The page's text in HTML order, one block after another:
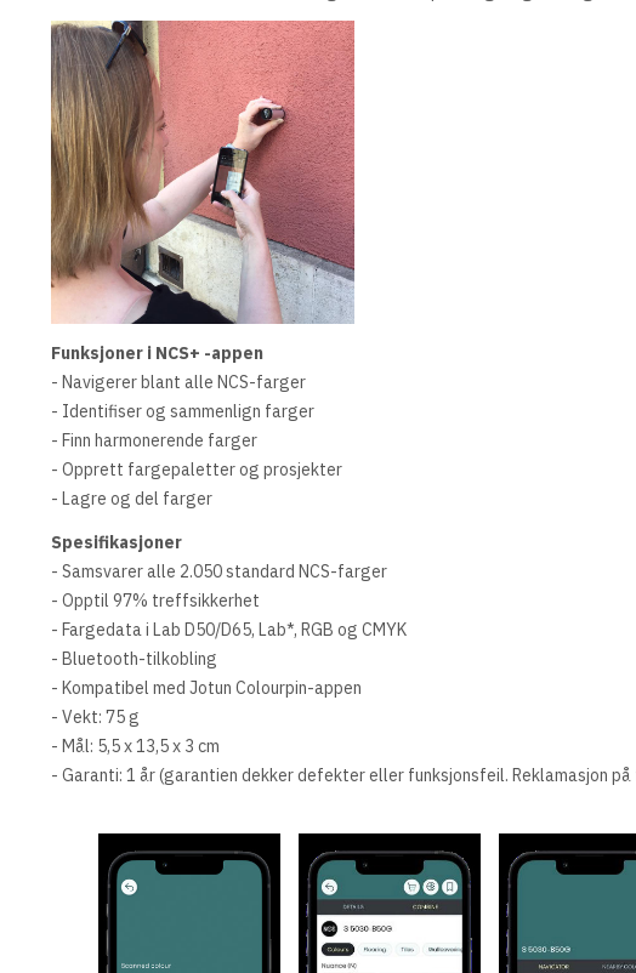
Funksjoner i NCS+ -appen
- Navigerer blant alle NCS-farger
- Identifiser og sammenlign farger
- Finn harmonerende farger
- Opprett fargepaletter og prosjekter
- Lagre og del farger
Spesifikasjoner
- Samsvarer alle 2.050 standard NCS-farger
- Opptil 97% treffsikkerhet
- Fargedata i Lab D50/D65, Lab*, RGB og CMYK
- Bluetooth-tilkobling
- Kompatibel med Jotun Colourpin-appen
- Vekt: 75 g
- Mål: 5,5 x 13,5 x 3 cm
- Garanti: 1 år (garantien dekker defekter eller funksjonsfeil. Reklamasjon